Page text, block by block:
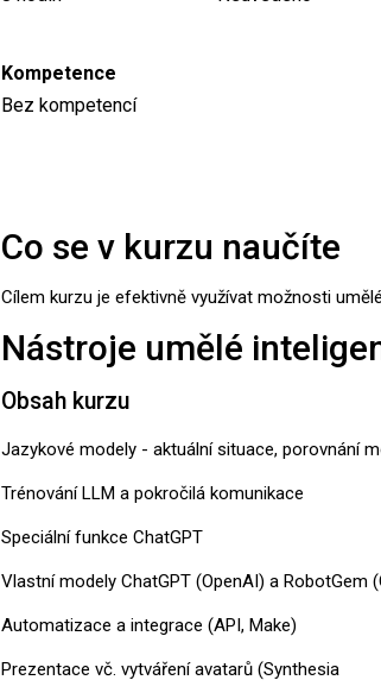
Kompetence
Bez kompetencí
Co se v kurzu naučíte
Cílem kurzu je efektivně využívat možnosti
Nástroje umělé
Obsah kurzu
Jazykové modely - aktuální situace, porovnání
Trénování LLM a pokročilá komunikace
Speciální funkce ChatGPT
Vlastní modely ChatGPT (OpenAI) a RobotGem
Automatizace a integrace (API, Make)
Prezentace vč. vytváření avatarů (Synthesia